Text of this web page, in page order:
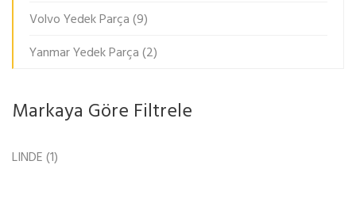
Volvo Yedek Parça(9)
Yanmar Yedek Parça(2)
Markaya Göre Filtrele
LINDE(1)